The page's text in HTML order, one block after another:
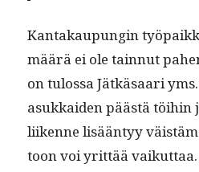
Kan­takaupun­gin
määrä ei ole tain­nut
on tulos­sa Jätkäsaari
asukkaiden päästä töi­hin
liikenne lisään­tyy
toon voi yrit­tää vaikuttaa.